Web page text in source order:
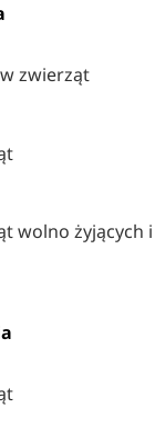
zwierząt
wolno żyjących